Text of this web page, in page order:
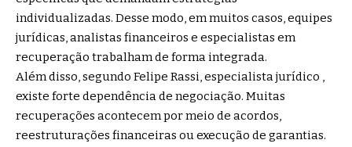
individualizadas. Desse modo, em muitos casos, equipes
jurídicas, analistas financeiros e especialistas em
recuperação trabalham de forma integrada.
Além disso, segundo Felipe Rassi, especialista jurídico ,
existe forte dependência de negociação. Muitas
recuperações acontecem por meio de acordos,
reestruturações financeiras ou execução de garantias.